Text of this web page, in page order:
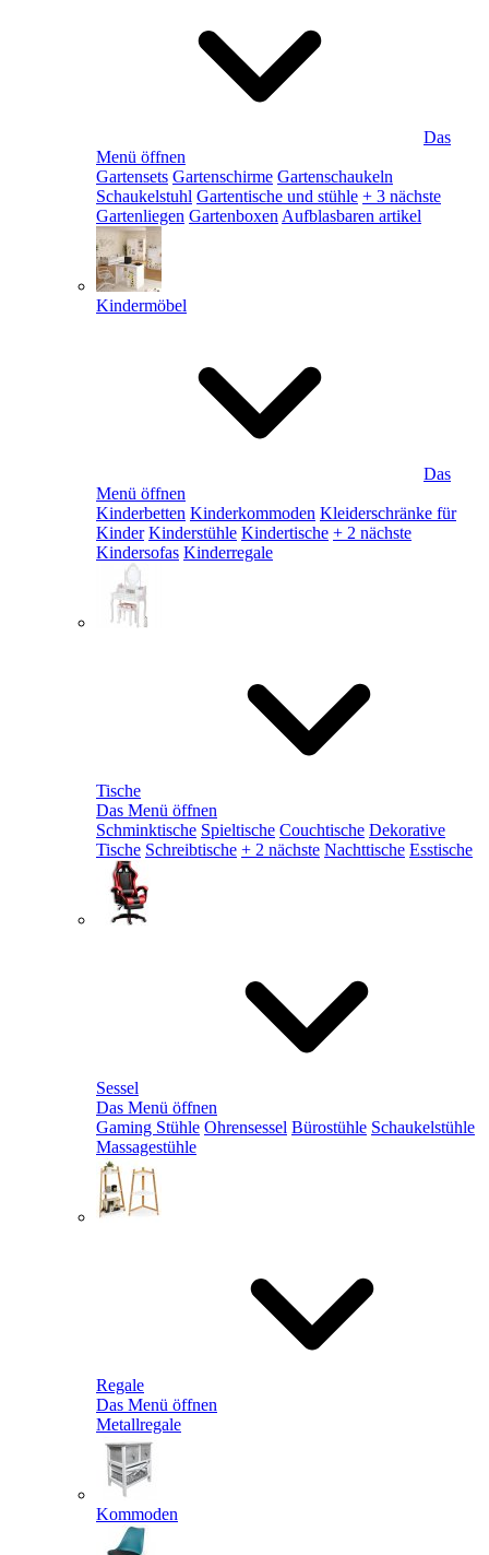
Das
Menü öffnen
Gartensets Gartenschirme Gartenschaukeln
Schaukelstuhl Gartentische und stühle + 3 nächste
Gartenliegen Gartenboxen Aufblasbaren artikel
Kindermöbel
Das
Menü öffnen
Kinderbetten Kinderkommoden Kleiderschränke für
Kinder Kinderstühle Kindertische + 2 nächste
Kindersofas Kinderregale
Tische
Das Menü öffnen
Schminktische Spieltische Couchtische Dekorative
Tische Schreibtische + 2 nächste Nachttische Esstische
Sessel
Das Menü öffnen
Gaming Stühle Ohrensessel Bürostühle Schaukelstühle
Massagestühle
Regale
Das Menü öffnen
Metallregale
Kommoden